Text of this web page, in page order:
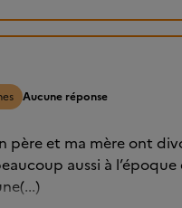
Aucune réponse
père et ma mère ont
aussi à